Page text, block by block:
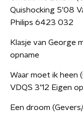
Quishocking 5’08
Philips 6423 032
Klasje van George
opname
Waar moet ik heen
VDQS 3’12 Eigen
Een droom